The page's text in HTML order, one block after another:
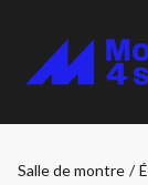
Salle de montre /